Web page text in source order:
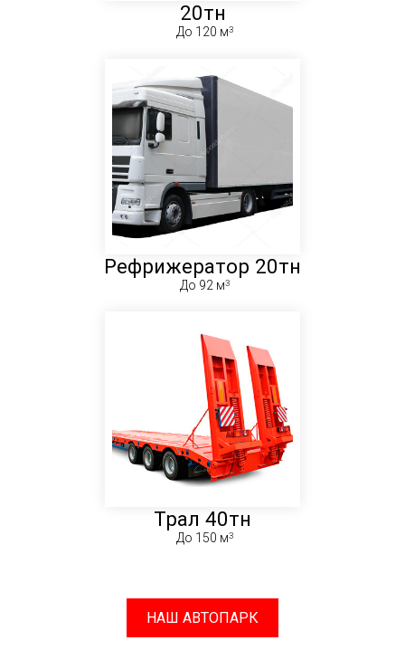
20тн
До 120 м
Рефрижератор 20тн
До 92 м
Трал 40тн
До 150 м
НАШ АВТОПАРК